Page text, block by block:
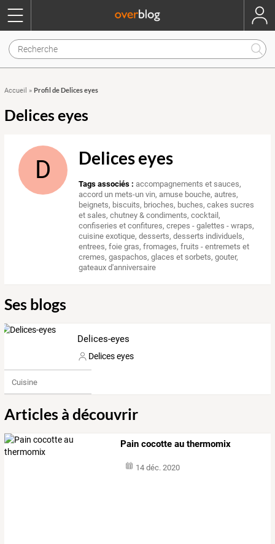
Accueil » Profil de Delices eyes
Delices eyes
D Delices eyes
Tags associés : accompagnements et sauces,
accord un mets-un vin,amuse bouche,autres,
beignets, biscuits, brioches, buches,cakes sucres
et sales,chutney & condiments,cocktail,
confiseries et confitures,crepes - galettes - wraps,
cuisine exotique,desserts,desserts individuels,
entrees,foie gras,fromages,fruits - entremets et
cremes,gaspachos,glaces et sorbets,gouter,
gateaux d'anniversaire
Ses blogs
Delices-eyes
Delices eyes
Cuisine
Articles à découvrir
Pain cocotte au thermomix
14 déc. 2020